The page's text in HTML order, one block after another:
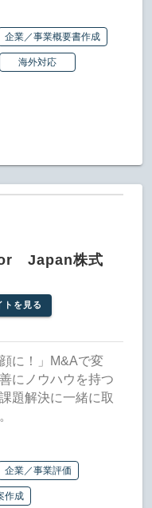
企業／事業概要書作成
海外対応
Japan株式
トを見る
に！」M&Aで変
にノウハウを持つ
題解決に一緒に取
企業／事業評価
作成